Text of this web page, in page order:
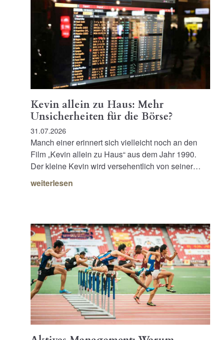
Kevin allein zu Haus: Mehr
Unsicherheiten für die Börse?
31.07.2026
Manch einer erinnert sich vielleicht noch an den
Film „Kevin allein zu Haus“ aus dem Jahr 1990.
Der kleine Kevin wird versehentlich von seiner…
weiterlesen